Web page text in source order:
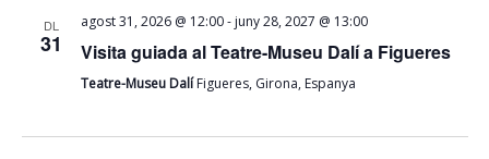
cerca
DL
31
agost 31, 2026 @ 12:00- juny 28, 2027 @ 13:00
Visita guiada al Teatre-Museu Dalí a Figueres
Teatre-Museu DalíFigueres, Girona, Espanya